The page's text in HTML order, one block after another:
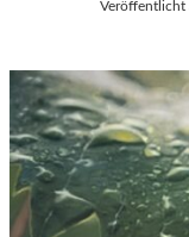
Veröffentlicht